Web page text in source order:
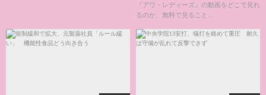
『アワ・レディーズ』の動画をどこで見れ
るのか、無料で見ること...